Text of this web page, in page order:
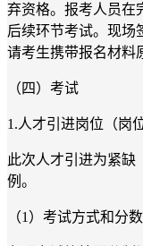
弃资格。报考人员在
后续环节考试。现场
请考生携带报名材料
（四）考试
1.人才引进岗位（岗
此次人才引进为紧缺
例。
（1）考试方式和分